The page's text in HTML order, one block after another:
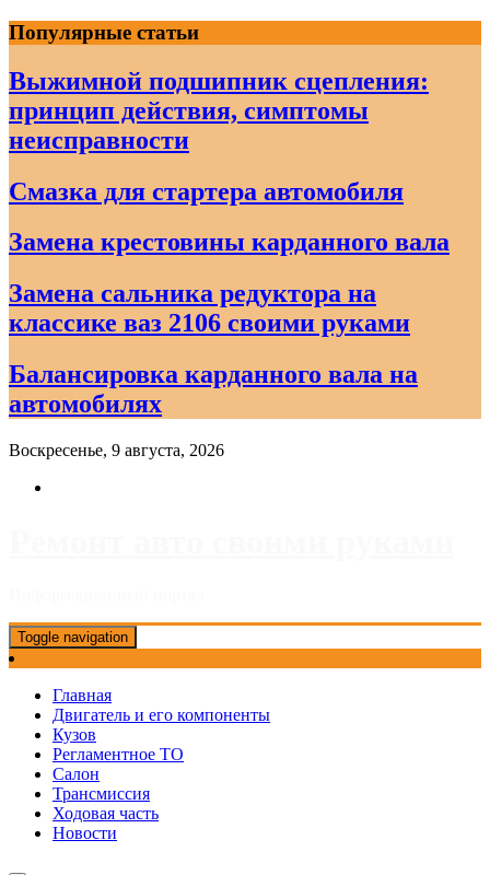
Skip
to
content
Популярные статьи
Выжимной подшипник сцепления:
принцип действия, симптомы
неисправности
Смазка для стартера автомобиля
Замена крестовины карданного вала
Замена сальника редуктора на
классике ваз 2106 своими руками
Балансировка карданного вала на
автомобилях
Воскресенье, 9 августа, 2026
Toggle navigation
Главная
Двигатель и его компоненты
Кузов
Регламентное ТО
Салон
Трансмиссия
Ходовая часть
Новости